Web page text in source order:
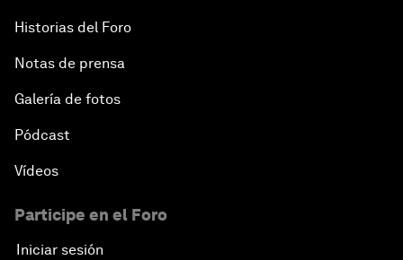
Historias del Foro
Notas de prensa
Galería de fotos
Pódcast
Vídeos
Participe en el Foro
Iniciar sesión